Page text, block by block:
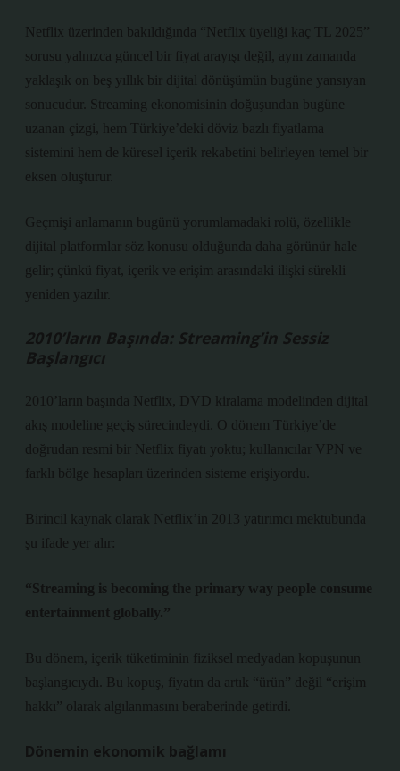
Netflix üzerinden bakıldığında “Netflix üyeliği kaç TL 2025”
sorusu yalnızca güncel bir fiyat arayışı değil, aynı zamanda
yaklaşık on beş yıllık bir dijital dönüşümün bugüne yansıyan
sonucudur. Streaming ekonomisinin doğuşundan bugüne
uzanan çizgi, hem Türkiye’deki döviz bazlı fiyatlama
sistemini hem de küresel içerik rekabetini belirleyen temel bir
eksen oluşturur.
Geçmişi anlamanın bugünü yorumlamadaki rolü, özellikle
dijital platformlar söz konusu olduğunda daha görünür hale
gelir; çünkü fiyat, içerik ve erişim arasındaki ilişki sürekli
yeniden yazılır.
2010’ların Başında: Streaming’in Sessiz
Başlangıcı
2010’ların başında Netflix, DVD kiralama modelinden dijital
akış modeline geçiş sürecindeydi. O dönem Türkiye’de
doğrudan resmi bir Netflix fiyatı yoktu; kullanıcılar VPN ve
farklı bölge hesapları üzerinden sisteme erişiyordu.
Birincil kaynak olarak Netflix’in 2013 yatırımcı mektubunda
şu ifade yer alır:
“Streaming is becoming the primary way people consume
entertainment globally.”
Bu dönem, içerik tüketiminin fiziksel medyadan kopuşunun
başlangıcıydı.
Bu kopuş, fiyatın da artık “ürün” değil “erişim
hakkı” olarak algılanmasını beraberinde getirdi.
Dönemin ekonomik bağlamı